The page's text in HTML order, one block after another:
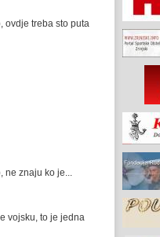
ovdje treba sto puta
ne znaju ko je...
vojsku, to je jedna